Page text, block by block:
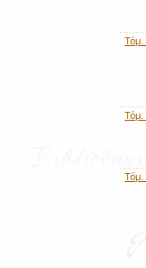
Τόμ.
Τόμ.
Τόμ.